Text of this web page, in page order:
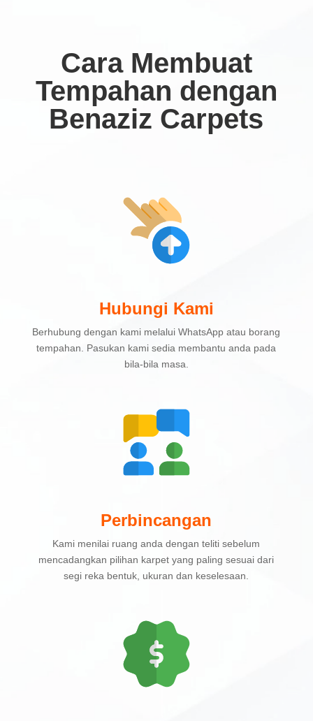
Cara Membuat
Tempahan dengan
Benaziz Carpets
Hubungi Kami
Berhubung dengan kami melalui WhatsApp atau borang
tempahan. Pasukan kami sedia membantu anda pada
bila-bila masa.
Perbincangan
Kami menilai ruang anda dengan teliti sebelum
mencadangkan pilihan karpet yang paling sesuai dari
segi reka bentuk, ukuran dan keselesaan.